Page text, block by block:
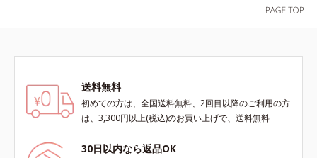
レーツコポリマー 送料無料
初めての方は、全国送料無料、2回目以降のご利用の方
は、3,300円以上(税込)のお買い上げで、送料無料
30日以内なら返品OK